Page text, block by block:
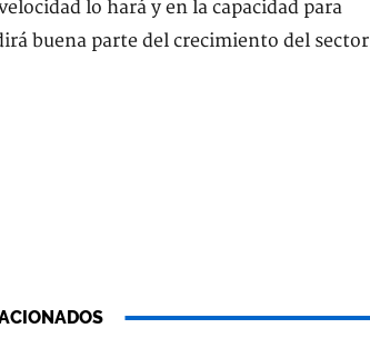
lo hará y en la capacidad para
buena parte del crecimiento del sector